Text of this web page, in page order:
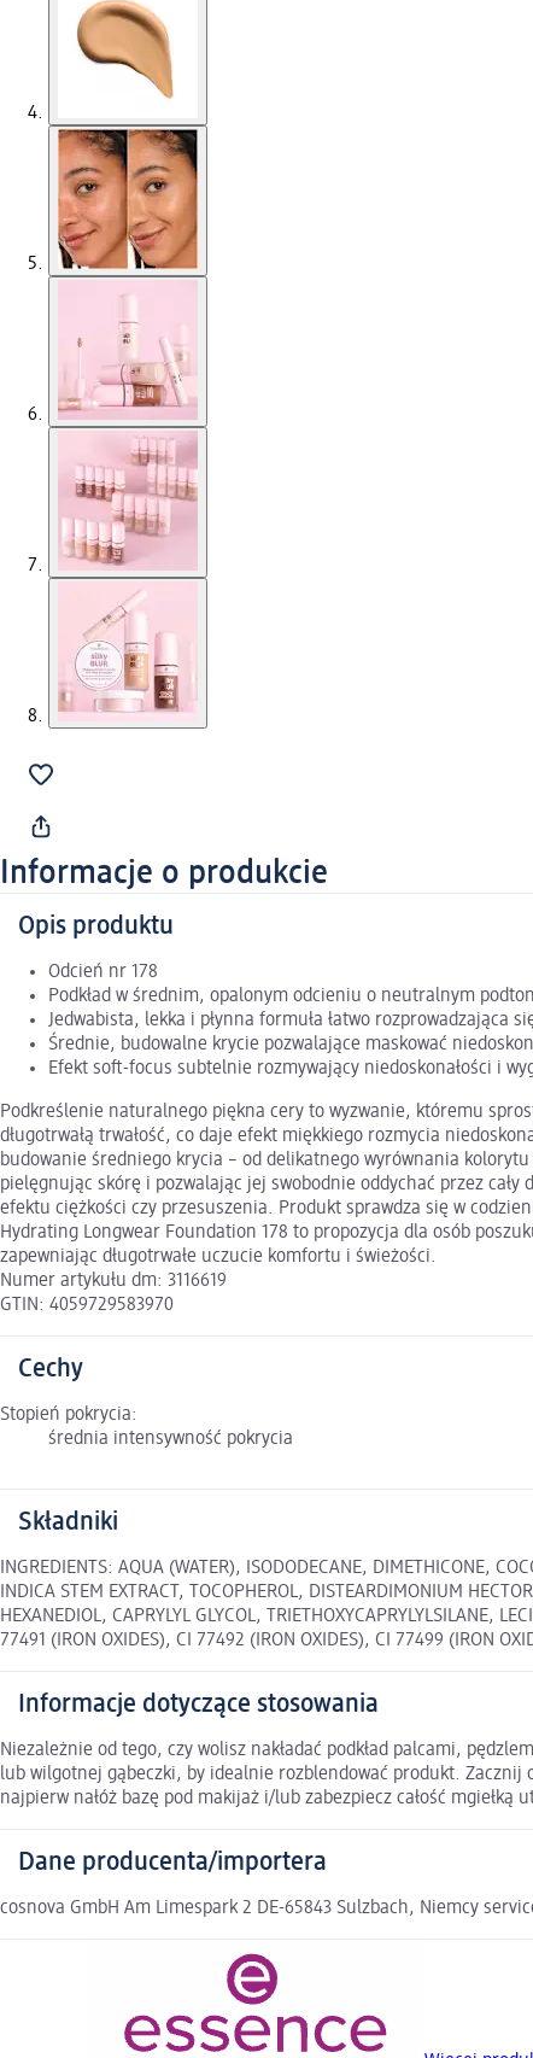
Informacje o produkcie
Opis produktu
Odcień nr 178
Podkład w średnim, opalonym odcieniu o neutralnym
Jedwabista, lekka i płynna formuła łatwo rozprowadzająca
Średnie, budowalne krycie pozwalające maskować
Efekt soft-focus subtelnie rozmywający niedoskonałości i
Podkreślenie naturalnego piękna cery to wyzwanie, któremu
długotrwałą trwałość, co daje efekt miękkiego rozmycia
budowanie średniego krycia – od delikatnego wyrównania
pielęgnując skórę i pozwalając jej swobodnie oddychać przez
efektu ciężkości czy przesuszenia. Produkt sprawdza się w
Hydrating Longwear Foundation 178 to propozycja dla osób
zapewniając długotrwałe uczucie komfortu i świeżości.
Numer artykułu dm: 3116619
GTIN: 4059729583970
Cechy
Stopień pokrycia:
średnia intensywność pokrycia
Składniki
INGREDIENTS: AQUA (WATER), ISODODECANE, DIMETHICONE,
INDICA STEM EXTRACT, TOCOPHEROL, DISTEARDIMONIUM
HEXANEDIOL, CAPRYLYL GLYCOL, TRIETHOXYCAPRYLYLSILANE,
77491 (IRON OXIDES), CI 77492 (IRON OXIDES), CI 77499 (IRON
Informacje dotyczące stosowania
Niezależnie od tego, czy wolisz nakładać podkład palcami,
lub wilgotnej gąbeczki, by idealnie rozblendować produkt. Zacznij
najpierw nałóż bazę pod makijaż i/lub zabezpiecz całość mgiełką
Dane producenta/importera
cosnova GmbH Am Limespark 2 DE-65843 Sulzbach, Niemcy